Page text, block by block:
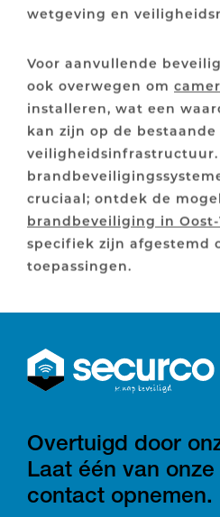
wetgeving en
Voor aanvullende
ook overwegen om
installeren, wat een
kan zijn op de bestaande
cruciaal; ontdek de
brandbeveiliging in
specifiek zijn afgestemd
toepassingen.
Overtuigd door
Laat één van
contact opnemen.